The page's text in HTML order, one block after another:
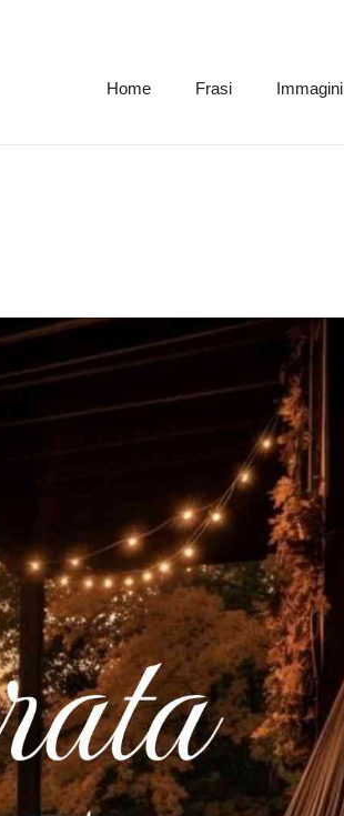
Home Frasi Immagini